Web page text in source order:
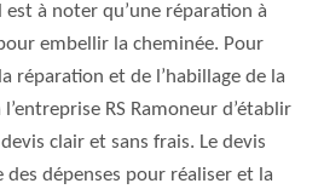
est à noter qu’une réparation à
embellir la cheminée. Pour
réparation et de l’habillage de la
RS Ramoneur d’établir
clair et sans frais. Le devis
dépenses pour réaliser et la